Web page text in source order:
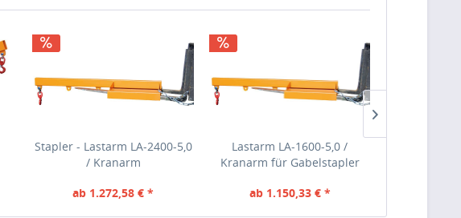
Stapler - Lastarm LA-2400-5,0
/ Kranarm
ab 1.272,58 € *
Lastarm LA-1600-5,0 /
Kranarm für Gabelstapler
ab 1.150,33 € *